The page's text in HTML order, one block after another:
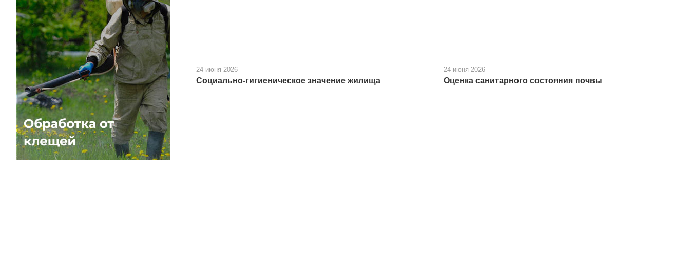
Социально-гигиеническое значение жилища
24 июня 2026
Оценка санитарного состояния почвы
24 июня 2026